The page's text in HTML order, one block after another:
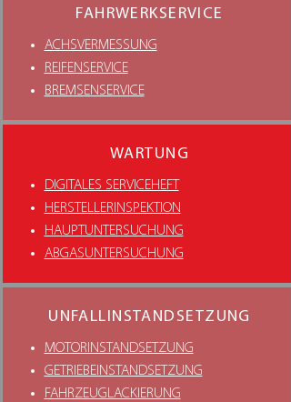
FAHRWERKSERVICE
ACHSVERMESSUNG
REIFENSERVICE
BREMSENSERVICE
WARTUNG
DIGITALES SERVICEHEFT
HERSTELLERINSPEKTION
HAUPTUNTERSUCHUNG
ABGASUNTERSUCHUNG
UNFALLINSTANDSETZUNG
MOTORINSTANDSETZUNG
GETRIEBEINSTANDSETZUNG
FAHRZEUGLACKIERUNG